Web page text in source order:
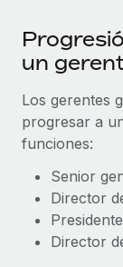
un
Los gerentes
progresar a
funciones:
Senior
Director
Director